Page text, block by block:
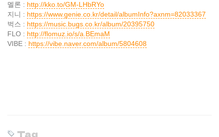
멜론 : http://kko.to/GM-LHbRYo
지니 : https://www.genie.co.kr/detail/albumInfo?axnm=82033367
벅스 : https://music.bugs.co.kr/album/20395750
FLO : http://flomuz.io/s/a.BEmaM
VIBE : https://vibe.naver.com/album/5804608
Tag